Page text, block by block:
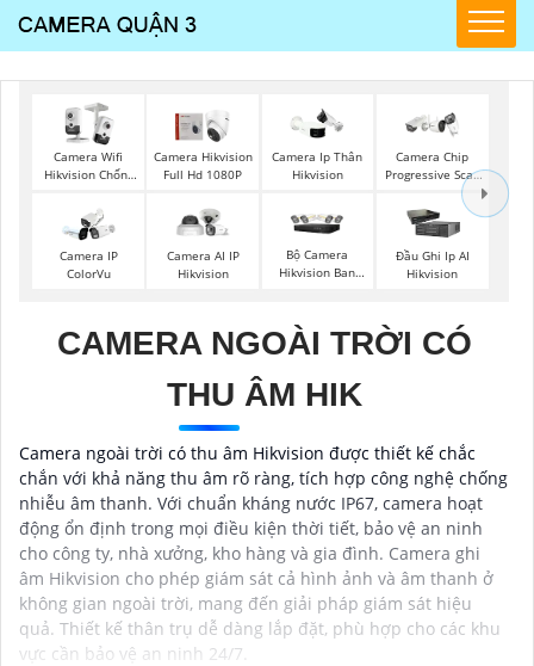
Camera Wifi
Hikvision Chống
Camera Hikvision
Full Hd 1080P
Camera Ip Thân
Hikvision
Camera Chip
Progressive Scan
CMOS Hikvision
Camera IP
ColorVu
Camera AI IP
Hikvision
Bộ Camera
Hikvision Ban
Đầu Ghi Ip AI
Hikvision
CAMERA NGOÀI TRỜI CÓ
THU ÂM HIK
Camera ngoài trời có thu âm Hikvision được thiết kế chắc
chắn với khả năng thu âm rõ ràng, tích hợp công nghệ chống
nhiễu âm thanh. Với chuẩn kháng nước IP67, camera hoạt
động ổn định trong mọi điều kiện thời tiết, bảo vệ an ninh
cho công ty, nhà xưởng, kho hàng và gia đình. Camera ghi
âm Hikvision cho phép giám sát cả hình ảnh và âm thanh ở
không gian ngoài trời, mang đến giải pháp giám sát hiệu
quả. Thiết kế thân trụ dễ dàng lắp đặt, phù hợp cho các khu
vực cần bảo vệ an ninh 24/7.